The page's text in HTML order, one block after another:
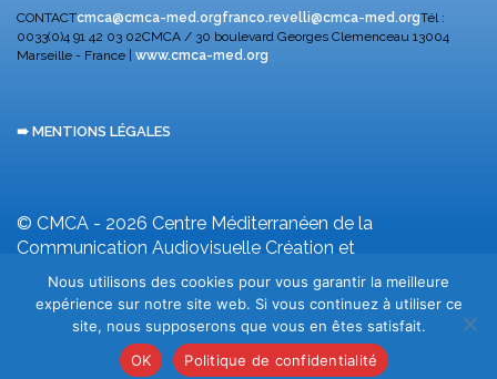
CONTACTcmca@cmca-med.orgfranco.revelli@cmca-med.orgTél :
0033(0)4 91 42 03 02CMCA / 30 boulevard Georges Clemenceau 13004
Marseille - France | www.cmca-med.org
➠ MENTIONS LÉGALES
© CMCA - 2026 Centre Méditerranéen de la
Communication Audiovisuelle Création et
développement F. Revelli
Nous utilisons des cookies pour vous garantir la meilleure
expérience sur notre site web. Si vous continuez à utiliser ce
site, nous supposerons que vous en êtes satisfait.
OK
Politique de confidentialité